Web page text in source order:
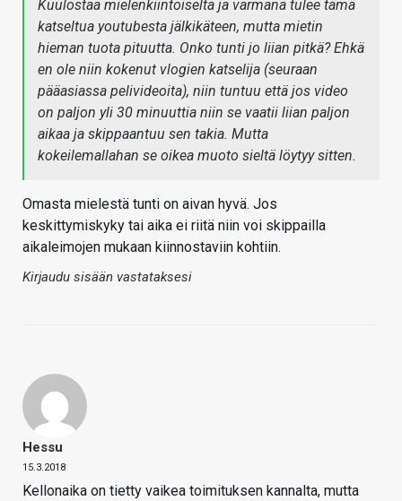
Kuulostaa mielenkiintoiselta ja varmana tulee tämä
katseltua youtubesta jälkikäteen, mutta mietin
hieman tuota pituutta. Onko tunti jo liian pitkä? Ehkä
en ole niin kokenut vlogien katselija (seuraan
pääasiassa pelivideoita), niin tuntuu että jos video
on paljon yli 30 minuuttia niin se vaatii liian paljon
aikaa ja skippaantuu sen takia. Mutta
kokeilemallahan se oikea muoto sieltä löytyy sitten.
Omasta mielestä tunti on aivan hyvä. Jos
keskittymiskyky tai aika ei riitä niin voi skippailla
aikaleimojen mukaan kiinnostaviin kohtiin.
Kirjaudu sisään vastataksesi
Hessu
15.3.2018
Kellonaika on tietty vaikea toimituksen kannalta, mutta